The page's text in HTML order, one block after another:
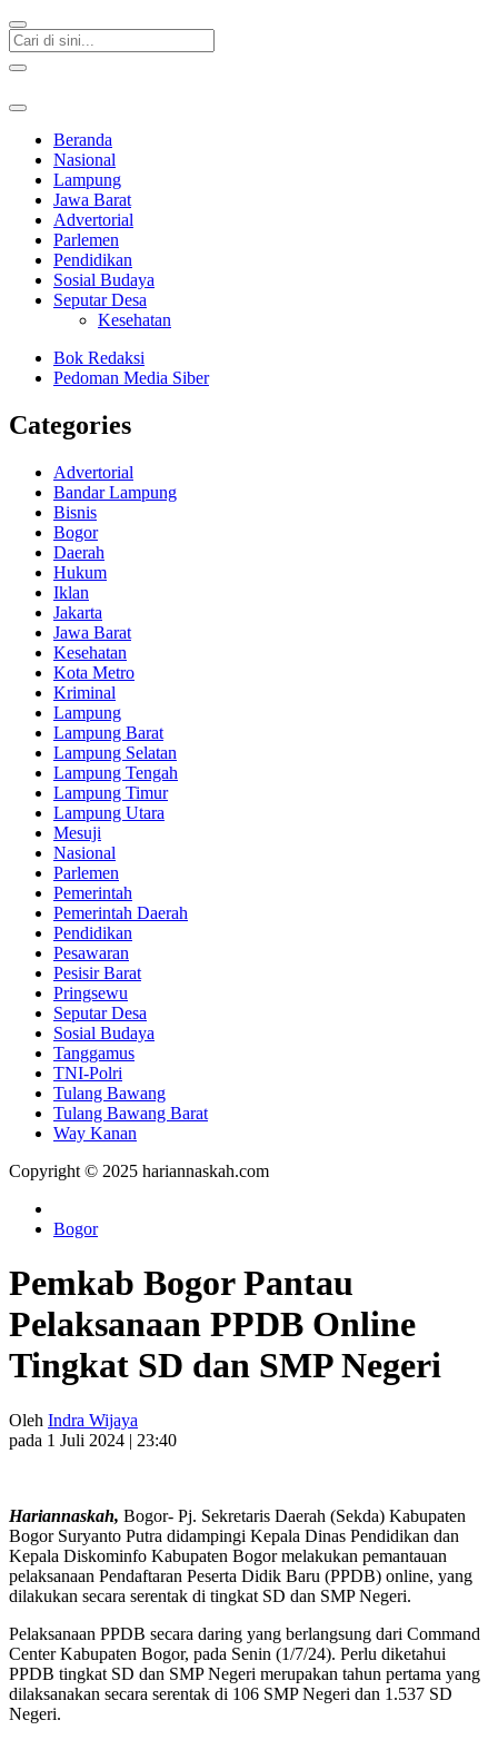
Beranda
Nasional
Lampung
Jawa Barat
Advertorial
Parlemen
Pendidikan
Sosial Budaya
Seputar Desa
Kesehatan
Bok Redaksi
Pedoman Media Siber
Categories
Advertorial
Bandar Lampung
Bisnis
Bogor
Daerah
Hukum
Iklan
Jakarta
Jawa Barat
Kesehatan
Kota Metro
Kriminal
Lampung
Lampung Barat
Lampung Selatan
Lampung Tengah
Lampung Timur
Lampung Utara
Mesuji
Nasional
Parlemen
Pemerintah
Pemerintah Daerah
Pendidikan
Pesawaran
Pesisir Barat
Pringsewu
Seputar Desa
Sosial Budaya
Tanggamus
TNI-Polri
Tulang Bawang
Tulang Bawang Barat
Way Kanan
Copyright © 2025 hariannaskah.com
Bogor
Pemkab Bogor Pantau
Pelaksanaan PPDB Online
Tingkat SD dan SMP Negeri
Oleh Indra Wijaya
pada 1 Juli 2024 | 23:40
Hariannaskah, Bogor- Pj. Sekretaris Daerah (Sekda) Kabupaten
Bogor Suryanto Putra didampingi Kepala Dinas Pendidikan dan
Kepala Diskominfo Kabupaten Bogor melakukan pemantauan
pelaksanaan Pendaftaran Peserta Didik Baru (PPDB) online, yang
dilakukan secara serentak di tingkat SD dan SMP Negeri.
Pelaksanaan PPDB secara daring yang berlangsung dari Command
Center Kabupaten Bogor, pada Senin (1/7/24). Perlu diketahui
PPDB tingkat SD dan SMP Negeri merupakan tahun pertama yang
dilaksanakan secara serentak di 106 SMP Negeri dan 1.537 SD
Negeri.